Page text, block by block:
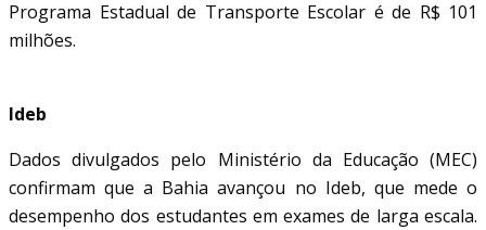
Programa Estadual de Transporte Escolar é de R$ 101
milhões.
Ideb
Dados divulgados pelo Ministério da Educação (MEC)
confirmam que a Bahia avançou no Ideb, que mede o
desempenho dos estudantes em exames de larga escala.